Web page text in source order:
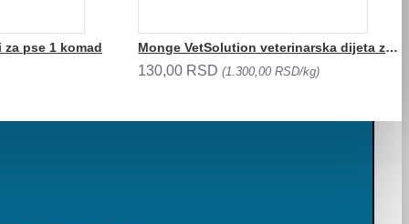
pse 1 komad Monge VetSolution veterinarska dijeta za mačke DERMATOSIS 100g
130,00 RSD(1.300,00 RSD/kg)